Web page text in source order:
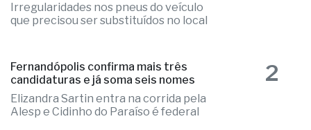
Irregularidades nos pneus do veículo
que precisou ser substituídos no local
Fernandópolis confirma mais três
candidaturas e já soma seis nomes
Elizandra Sartin entra na corrida pela
Alesp e Cidinho do Paraíso é federal
2